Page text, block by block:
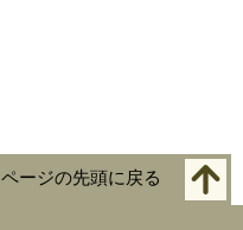
ページの先頭に戻る